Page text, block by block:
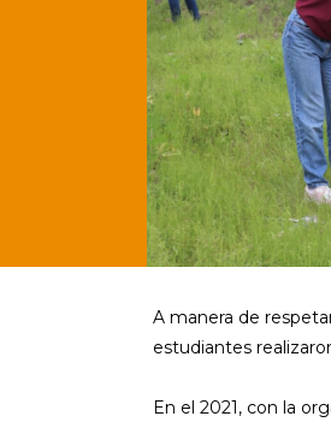
A manera de
estudiantes
En el 2021, con la